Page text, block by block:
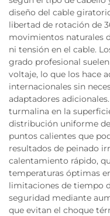
diseño del cable
libertad de rotación de
movimientos naturales
ni tensión en el cable.
grado profesional
voltaje, lo que los hace
internacionales sin
adaptadores
turmalina en la
distribución uniforme
puntos calientes que
resultados de peinado
calentamiento rápido,
temperaturas óptimas
limitaciones de tiempo
seguridad mediante
que evitan el choque